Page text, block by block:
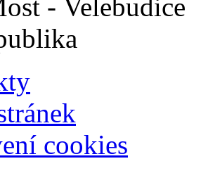
- Velebudice
cookies